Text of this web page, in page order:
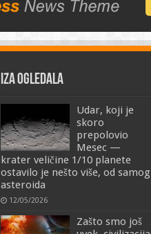
IZA OGLEDALA
Udar, koji je
skoro
prepolovio
Mesec —
krater veličine 1/10 planete
ostavilo je nešto više, od samog
asteroida
12/05/2026
Zašto smo još